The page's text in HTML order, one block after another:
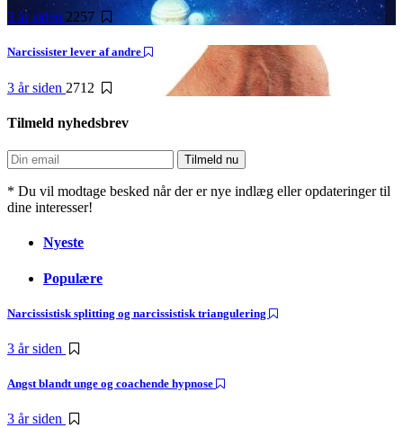
3 år siden 2257
Narcissister lever af andre
3 år siden 2712
Tilmeld nyhedsbrev
* Du vil modtage besked når der er nye indlæg eller opdateringer til
dine interesser!
Nyeste
Populære
Narcissistisk splitting og narcissistisk triangulering
3 år siden
Angst blandt unge og coachende hypnose
3 år siden